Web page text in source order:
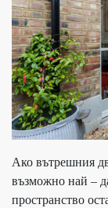
Ако вътрешния
възможно най –
пространство